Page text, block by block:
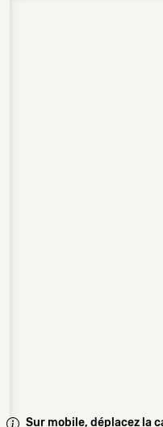
Sur mobile, déplacez la